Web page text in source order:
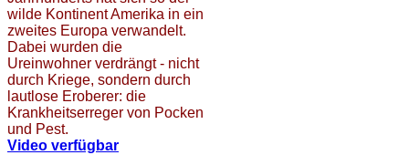
wilde Kontinent Amerika in ein
zweites Europa verwandelt.
Dabei wurden die
Ureinwohner verdrängt - nicht
durch Kriege, sondern durch
lautlose Eroberer: die
Krankheitserreger von Pocken
und Pest.
Video verfügbar